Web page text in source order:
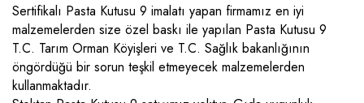
Sertifikalı Pasta Kutusu 9 imalatı yapan firmamız en iyi
malzemelerden size özel baskı ile yapılan Pasta Kutusu 9
T.C. Tarım Orman Köyişleri ve T.C. Sağlık bakanlığının
öngördüğü bir sorun teşkil etmeyecek malzemelerden
kullanmaktadır.